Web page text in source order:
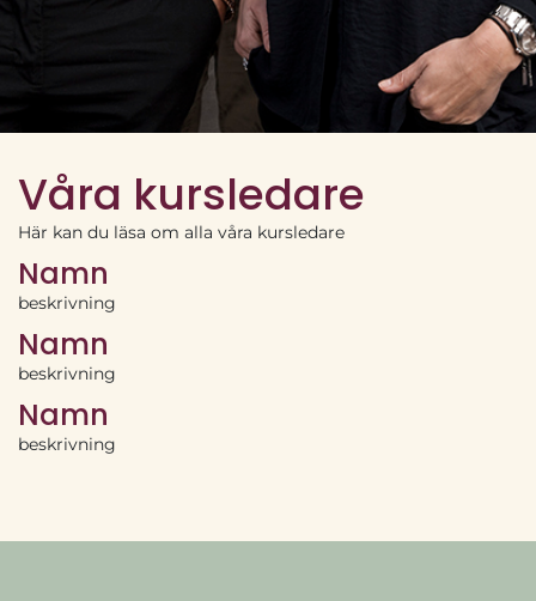
Våra kursledare
Här kan du läsa om alla våra kursledare
Namn
beskrivning
Namn
beskrivning
Namn
beskrivning